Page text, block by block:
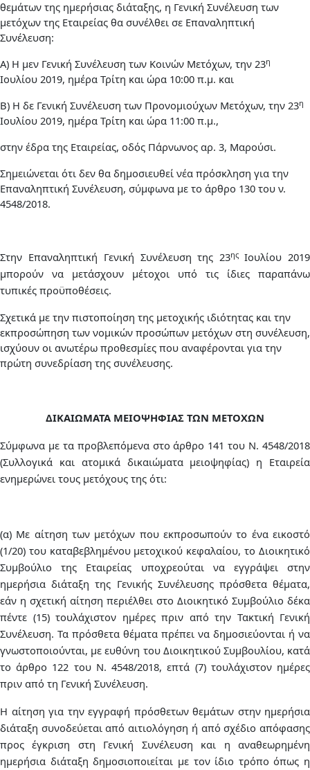
θεμάτων της ημερήσιας διάταξης, η Γενική Συνέλευση των
μετόχων της Εταιρείας θα συνέλθει σε Επαναληπτική
Συνέλευση:
Α) Η μεν Γενική Συνέλευση των Κοινών Μετόχων, την 23η
Ιουλίου 2019, ημέρα Τρίτη και ώρα 10:00 π.μ. και
Β) Η δε Γενική Συνέλευση των Προνομιούχων Μετόχων, την 23η
Ιουλίου 2019, ημέρα Τρίτη και ώρα 11:00 π.μ.,
στην έδρα της Εταιρείας, οδός Πάρνωνος αρ. 3, Μαρούσι.
Σημειώνεται ότι δεν θα δημοσιευθεί νέα πρόσκληση για την
Επαναληπτική Συνέλευση, σύμφωνα με το άρθρο 130 του ν.
4548/2018.
Στην Επαναληπτική Γενική Συνέλευση της 23ηςΙουλίου 2019
μπορούν να μετάσχουν μέτοχοι υπό τις ίδιες παραπάνω
τυπικές προϋποθέσεις.
Σχετικά με την πιστοποίηση της μετοχικής ιδιότητας και την
εκπροσώπηση των νομικών προσώπων μετόχων στη συνέλευση,
ισχύουν οι ανωτέρω προθεσμίες που αναφέρονται για την
πρώτη συνεδρίαση της συνέλευσης.
ΔΙΚΑΙΩΜΑΤΑ ΜΕΙΟΨΗΦΙΑΣ ΤΩΝ ΜΕΤΟΧΩΝ
Σύμφωνα με τα προβλεπόμενα στο άρθρο 141 του Ν. 4548/2018
(Συλλογικά και ατομικά δικαιώματα μειοψηφίας) η Εταιρεία
ενημερώνει τους μετόχους της ότι:
(α) Με αίτηση των μετόχων που εκπροσωπούν το ένα εικοστό
(1/20) του καταβεβλημένου μετοχικού κεφαλαίου, το Διοικητικό
Συμβούλιο της Εταιρείας υποχρεούται να εγγράψει στην
ημερήσια διάταξη της Γενικής Συνέλευσης πρόσθετα θέματα,
εάν η σχετική αίτηση περιέλθει στο Διοικητικό Συμβούλιο δέκα
πέντε (15) τουλάχιστον ημέρες πριν από την Τακτική Γενική
Συνέλευση. Τα πρόσθετα θέματα πρέπει να δημοσιεύονται ή να
γνωστοποιούνται, με ευθύνη του Διοικητικού Συμβουλίου, κατά
το άρθρο 122 του Ν. 4548/2018, επτά (7) τουλάχιστον ημέρες
πριν από τη Γενική Συνέλευση.
Η αίτηση για την εγγραφή πρόσθετων θεμάτων στην ημερήσια
διάταξη συνοδεύεται από αιτιολόγηση ή από σχέδιο απόφασης
προς έγκριση στη Γενική Συνέλευση και η αναθεωρημένη
ημερήσια διάταξη δημοσιοποιείται με τον ίδιο τρόπο όπως η